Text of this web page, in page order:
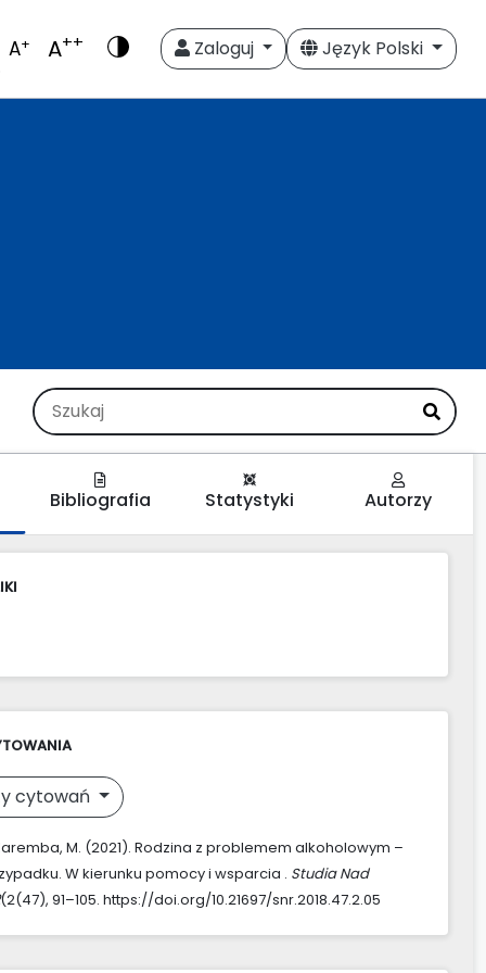
A+ A++ Zaloguj Język Polski
Bibliografia Statystyki Autorzy
cytowań
M. (2021). Rodzina z problemem alkoholowym –
W kierunku pomocy i wsparcia . Studia Nad
(2(47), 91–105. https://doi.org/10.21697/snr.2018.47.2.05